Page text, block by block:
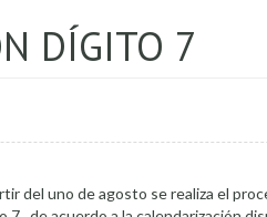
DÍGITO 7
del uno de agosto se realiza el